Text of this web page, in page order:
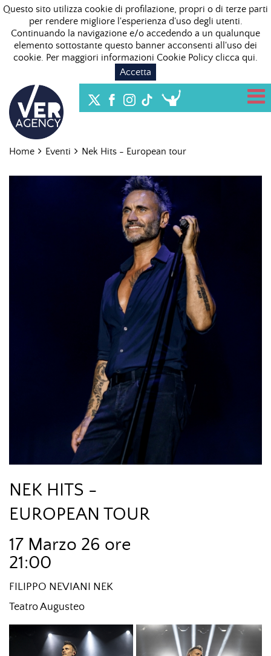
Questo sito utilizza cookie di profilazione, propri o di terze parti
per rendere migliore l'esperienza d'uso degli utenti.
Continuando la navigazione e/o accedendo a un qualunque
elemento sottostante questo banner acconsenti all'uso dei
cookie. Per maggiori informazioni Cookie Policy clicca qui.
Accetta
Home Eventi Nek Hits - European tour
NEK HITS -
EUROPEAN TOUR
17 Marzo 26 ore
21:00
FILIPPO NEVIANI NEK
Teatro Augusteo